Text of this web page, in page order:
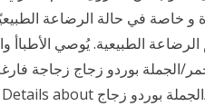
و خاصة في حالة الرضاعة الطبيعيّة
الطبيعية. يُوصي الأطباأ
مللي زجاجة نبيذ أحمر/الجملة بوردو زجاج